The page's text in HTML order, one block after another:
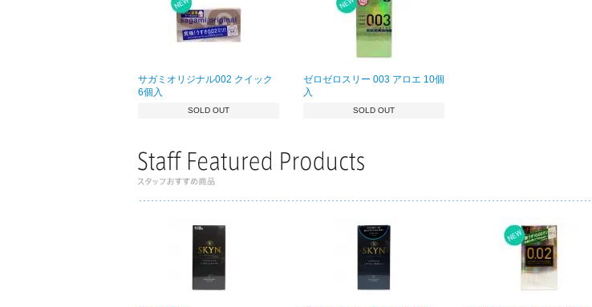
サガミオリジナル002 クイック
6個入
SOLD OUT
ゼロゼロスリー 003 アロエ 10個
入
SOLD OUT